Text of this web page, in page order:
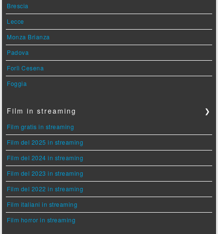
Brescia
Lecce
Monza Brianza
Padova
Forlì Cesena
Foggia
Film in streaming ❯
Film gratis in streaming
Film del 2025 in streaming
Film del 2024 in streaming
Film del 2023 in streaming
Film del 2022 in streaming
Film italiani in streaming
Film horror in streaming